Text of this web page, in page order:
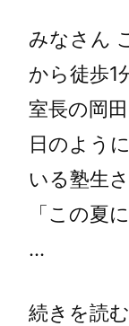
みなさん
から徒歩1
室長の岡
日のよう
いる塾生
「この夏
…
続きを読む